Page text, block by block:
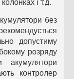
і т.д.
без
допустиму
розряду
акумулятори
контролер